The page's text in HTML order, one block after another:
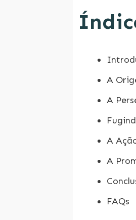
A
A
A
A
FAQs